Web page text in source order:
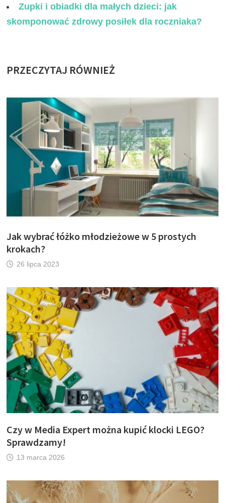
Zupki i obiadki dla małych dzieci: jak
skomponować zdrowy posiłek dla roczniaka?
PRZECZYTAJ RÓWNIEŻ
Jak wybrać łóżko młodzieżowe w 5 prostych
krokach?
26 lipca 2023
Czy w Media Expert można kupić klocki LEGO?
Sprawdzamy!
13 marca 2026